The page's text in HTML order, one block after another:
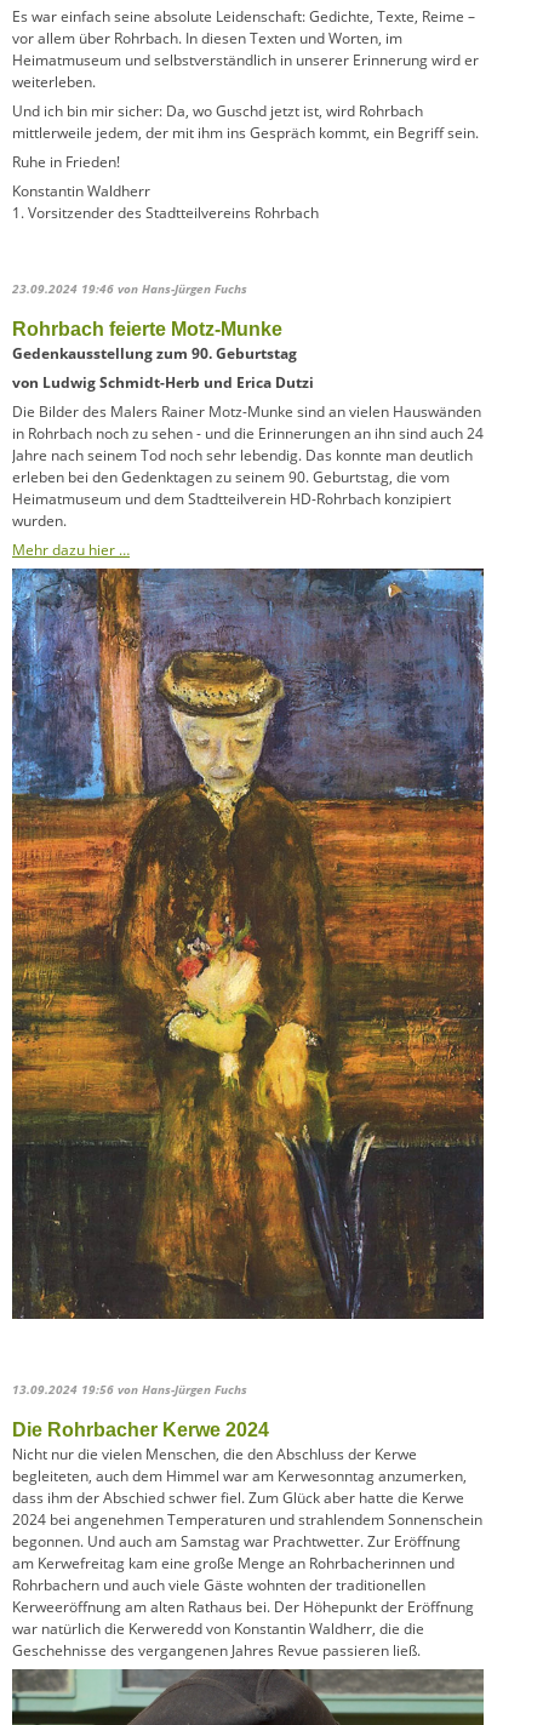
Es war einfach seine absolute Leidenschaft: Gedichte, Texte, Reime –
vor allem über Rohrbach. In diesen Texten und Worten, im
Heimatmuseum und selbstverständlich in unserer Erinnerung wird er
weiterleben.
Und ich bin mir sicher: Da, wo Guschd jetzt ist, wird Rohrbach
mittlerweile jedem, der mit ihm ins Gespräch kommt, ein Begriff sein.
Ruhe in Frieden!
Konstantin Waldherr
1. Vorsitzender des Stadtteilvereins Rohrbach
23.09.2024 19:46 von Hans-Jürgen Fuchs
Rohrbach feierte Motz-Munke
Gedenkausstellung zum 90. Geburtstag
von Ludwig Schmidt-Herb und Erica Dutzi
Die Bilder des Malers Rainer Motz-Munke sind an vielen Hauswänden
in Rohrbach noch zu sehen - und die Erinnerungen an ihn sind auch 24
Jahre nach seinem Tod noch sehr lebendig. Das konnte man deutlich
erleben bei den Gedenktagen zu seinem 90. Geburtstag, die vom
Heimatmuseum und dem Stadtteilverein HD-Rohrbach konzipiert
wurden.
Mehr dazu hier …
13.09.2024 19:56 von Hans-Jürgen Fuchs
Die Rohrbacher Kerwe 2024
Nicht nur die vielen Menschen, die den Abschluss der Kerwe
begleiteten, auch dem Himmel war am Kerwesonntag anzumerken,
dass ihm der Abschied schwer fiel. Zum Glück aber hatte die Kerwe
2024 bei angenehmen Temperaturen und strahlendem Sonnenschein
begonnen. Und auch am Samstag war Prachtwetter. Zur Eröffnung
am Kerwefreitag kam eine große Menge an Rohrbacherinnen und
Rohrbachern und auch viele Gäste wohnten der traditionellen
Kerweeröffnung am alten Rathaus bei. Der Höhepunkt der Eröffnung
war natürlich die Kerweredd von Konstantin Waldherr, die die
Geschehnisse des vergangenen Jahres Revue passieren ließ.